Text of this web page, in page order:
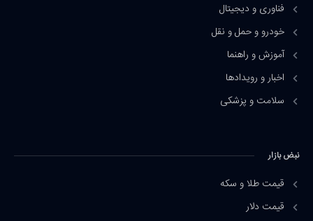
فناوری و دیجیتال
خودرو و حمل و نقل
آموزش و راهنما
اخبار و رویدادها
سلامت و پزشکی
نبض بازار
قیمت طلا و سکه
قیمت دلار